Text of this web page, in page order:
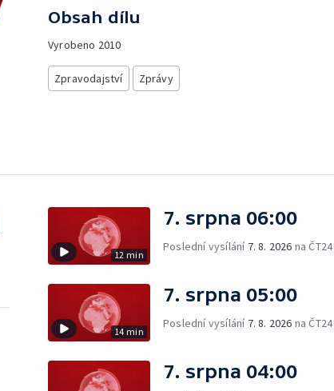
Obsah dílu
Vyrobeno 2010
Zpravodajství Zprávy
12 min
7. srpna 06:00
Poslední vysílání 7. 8. 2026 na ČT24
14 min
7. srpna 05:00
Poslední vysílání 7. 8. 2026 na ČT24
7. srpna 04:00